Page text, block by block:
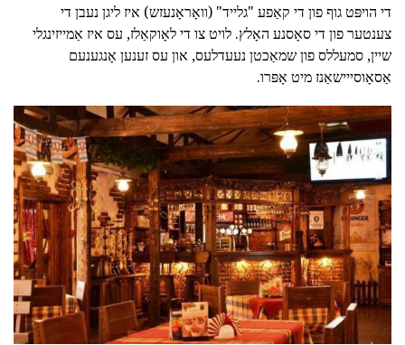
די הויפּט גוף פון די קאַפע "גלייד" (וואָראָנעזש) איז ליגן נעבן די
צענטער פון די סאָסנע האָלץ. לויט צו די לאָוקאַלז, עס איז אַמייזינגלי
שיין, סמעללס פון שמאַכטן נעעדלעס, און עס זענען אָנגענעם
אַסאָוסייישאַנז מיט אָפּרו.